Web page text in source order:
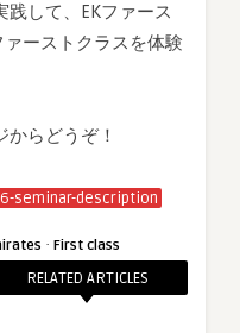
して、EKファース
ァーストクラスを体験
らどうぞ！
seminar-description
· First class
RELATED ARTICLES